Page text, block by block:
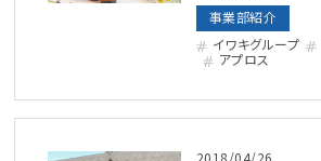
事業部紹介
イワキグループ
アプロス
2018/04/26